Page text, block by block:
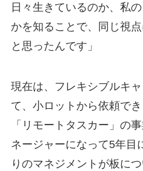
日々生きているのか、私
かを知ることで、同じ視
と思ったんです」
現在は、フレキシブルキ
て、小ロットから依頼で
「リモートタスカー」の
ネージャーになって5年目
りのマネジメントが板につ